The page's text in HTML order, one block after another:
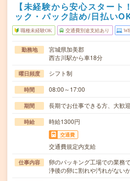
【未経験から安心スタート
ック・パック詰め/日払い
職種未経験OK 交通費別途支給あり
勤務地
宮城県加美郡
西古川駅から車18分
曜日頻度 シフト制
時間 08:00～17:00
期間 長期でお仕事できる方、大歓
時給 時給1300円
交通費
交通費規定内支給
仕事内容
卵のパッキング工場での業務
浄後の卵に割れや汚れがない